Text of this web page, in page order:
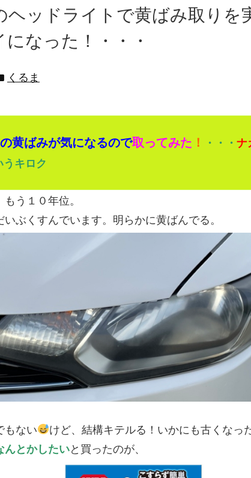
ヘッドライトで黄ばみ取りを
なった！・・・
くるま
黄ばみが気になるので取ってみた ！ ・・・ ナ
うキロク
う１０年位。
ぶくすんでいます。明らかに黄ばんでる。
もない
けど、結構キテルる！いかにも古くなっ
んとかしたいと買ったのが、